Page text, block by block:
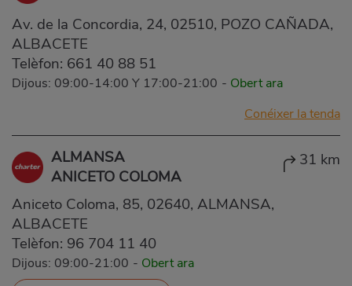
Av. de la Concordia, 24, 02510, POZO CAÑADA,
ALBACETE
Telèfon: 661 40 88 51
Dijous: 09:00-14:00 Y 17:00-21:00 - Obert ara
Conéixer la tenda
ALMANSA
ANICETO COLOMA
31 km
Aniceto Coloma, 85, 02640, ALMANSA,
ALBACETE
Telèfon: 96 704 11 40
Dijous: 09:00-21:00 - Obert ara